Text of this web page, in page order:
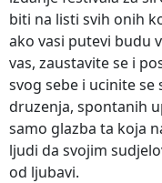
biti na listi svih onih
ako vasi putevi budu
vas, zaustavite se i
svog sebe i ucinite
druzenja, spontanih
samo glazba ta koja
ljudi da svojim
od ljubavi.